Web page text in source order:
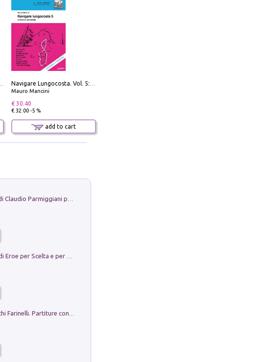
Mauro Mancini
€ 30.40
€ 32.00 -5 %
add to cart